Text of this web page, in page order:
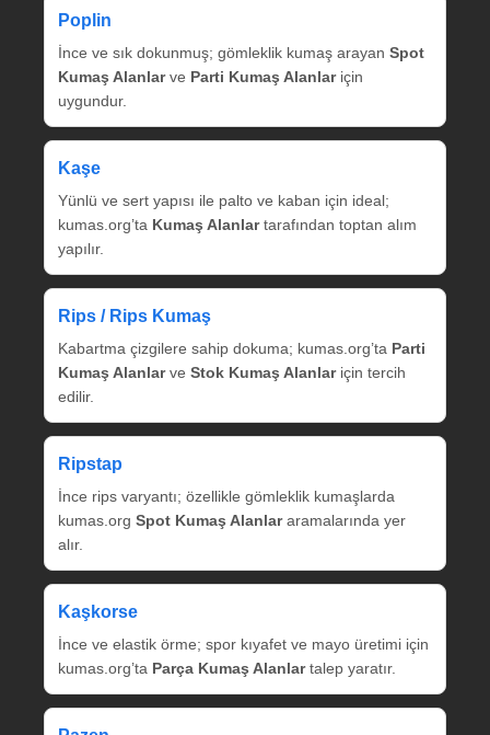
Poplin
İnce ve sık dokunmuş; gömleklik kumaş arayan Spot
Kumaş Alanlarve Parti Kumaş Alanlariçin
uygundur.
Kaşe
Yünlü ve sert yapısı ile palto ve kaban için ideal;
kumas.org’ta Kumaş Alanlartarafından toptan alım
yapılır.
Rips / Rips Kumaş
Kabartma çizgilere sahip dokuma; kumas.org’ta Parti
Kumaş Alanlarve Stok Kumaş Alanlariçin tercih
edilir.
Ripstap
İnce rips varyantı; özellikle gömleklik kumaşlarda
kumas.org Spot Kumaş Alanlararamalarında yer
alır.
Kaşkorse
İnce ve elastik örme; spor kıyafet ve mayo üretimi için
kumas.org’ta Parça Kumaş Alanlartalep yaratır.